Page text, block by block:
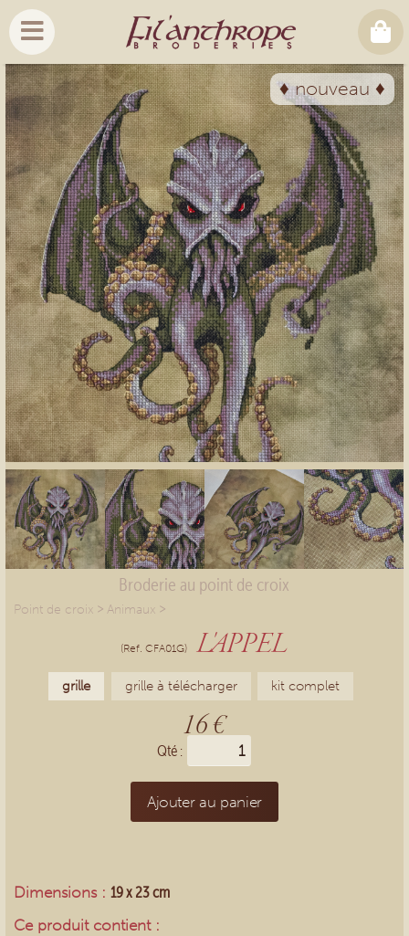
♦ nouveau ♦
Broderie au point de croix
Point de croix > Animaux >
(Ref. CFA01G) L'APPEL
grille grille à télécharger kit complet
Dimensions : 19 x 23 cm
Ce produit contient :
16 €
Qté :
Ajouter au panier